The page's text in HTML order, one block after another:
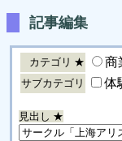
記事編集
カテゴリ ★ 商
サブカテゴリ 体
見出し ★